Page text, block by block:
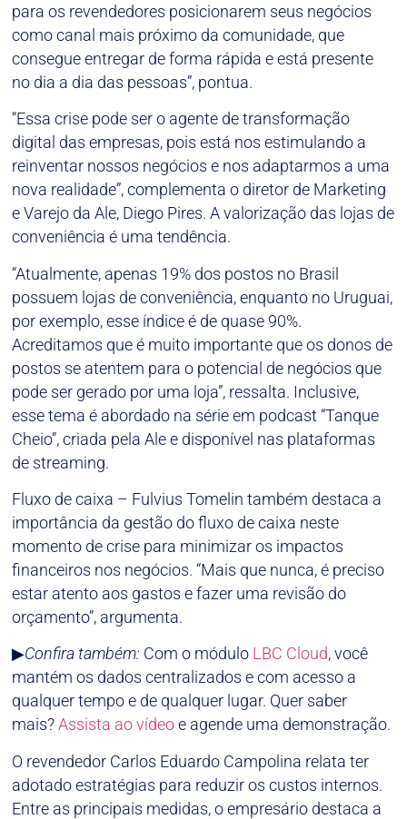
para os revendedores posicionarem seus negócios
como canal mais próximo da comunidade, que
consegue entregar de forma rápida e está presente
no dia a dia das pessoas”, pontua.
“Essa crise pode ser o agente de transformação
digital das empresas, pois está nos estimulando a
reinventar nossos negócios e nos adaptarmos a uma
nova realidade”, complementa o diretor de Marketing
e Varejo da Ale, Diego Pires. A valorização das lojas de
conveniência é uma tendência.
“Atualmente, apenas 19% dos postos no Brasil
possuem lojas de conveniência, enquanto no Uruguai,
por exemplo, esse índice é de quase 90%.
Acreditamos que é muito importante que os donos de
postos se atentem para o potencial de negócios que
pode ser gerado por uma loja”, ressalta. Inclusive,
esse tema é abordado na série em podcast “Tanque
Cheio”, criada pela Ale e disponível nas plataformas
de streaming.
Fluxo de caixa – Fulvius Tomelin também destaca a
importância da gestão do fluxo de caixa neste
momento de crise para minimizar os impactos
financeiros nos negócios. “Mais que nunca, é preciso
estar atento aos gastos e fazer uma revisão do
orçamento”, argumenta.
▶Confira também: Com o módulo LBC Cloud, você
mantém os dados centralizados e com acesso a
qualquer tempo e de qualquer lugar. Quer saber
mais?Assista ao vídeoe agende uma demonstração.
O revendedor Carlos Eduardo Campolina relata ter
adotado estratégias para reduzir os custos internos.
Entre as principais medidas, o empresário destaca a